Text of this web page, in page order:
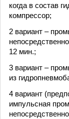
когда в состав
компрессор;
2 вариант –
12 мин.;
3 вариант –
из
4 вариант
импульсная